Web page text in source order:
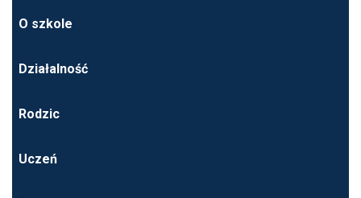
O szkole
Działalność
Rodzic
Uczeń